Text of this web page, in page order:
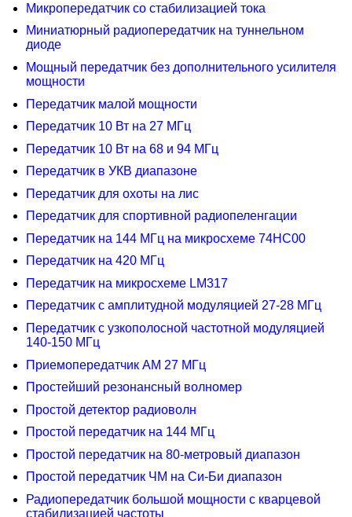
Микропередатчик со стабилизацией тока
Миниатюрный радиопередатчик на туннельном
диоде
Мощный передатчик без дополнительного усилителя
мощности
Пеpедатчик малой мощности
Передатчик 10 Вт на 27 МГц
Передатчик 10 Вт на 68 и 94 МГц
Передатчик в УКВ диапазоне
Передатчик для охоты на лис
Передатчик для спортивной радиопеленгации
Передатчик на 144 МГц на микросхеме 74НС00
Передатчик на 420 МГц
Передатчик на микросхеме LM317
Передатчик с амплитудной модуляцией 27-28 МГц
Передатчик с узкополосной частотной модуляцией
140-150 МГц
Приемопередатчик АМ 27 МГц
Простейший резонансный волномер
Простой детектор радиоволн
Простой передатчик на 144 МГц
Простой передатчик на 80-метровый диапазон
Простой передатчик ЧМ на Си-Би диапазон
Радиопередатчик большой мощности с кварцевой
стабилизацией частоты